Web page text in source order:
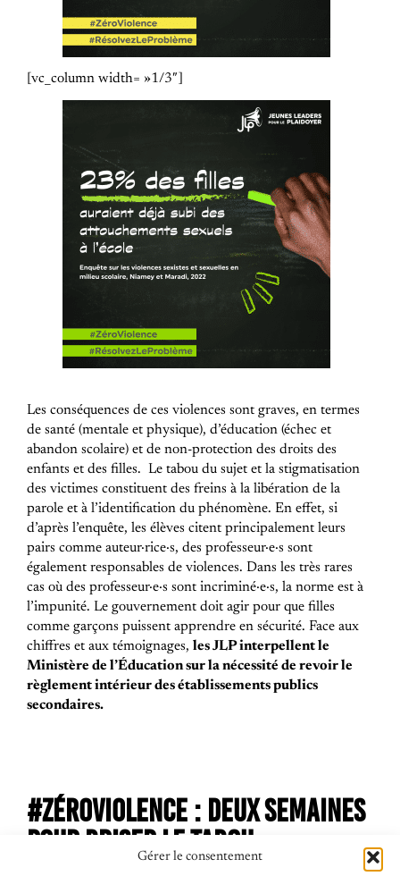
Gérer le consentement
[vc_column width= »1/3″]
Les conséquences de ces violences sont graves, en termes
de santé (mentale et physique), d’éducation (échec et
abandon scolaire) et de non-protection des droits des
enfants et des filles. Le tabou du sujet et la stigmatisation
des victimes constituent des freins à la libération de la
parole et à l’identification du phénomène. En effet, si
d’après l’enquête, les élèves citent principalement leurs
pairs comme auteur·rice·s, des professeur·e·s sont
également responsables de violences. Dans les très rares
cas où des professeur·e·s sont incriminé·e·s, la norme est à
l’impunité. Le gouvernement doit agir pour que filles
comme garçons puissent apprendre en sécurité. Face aux
chiffres et aux témoignages, les JLP interpellent le
Ministère de l’Éducation sur la nécessité de revoir le
règlement intérieur des établissements publics
secondaires.
#ZÉROVIOLENCE : DEUX SEMAINES
POUR BRISER LE TABOU